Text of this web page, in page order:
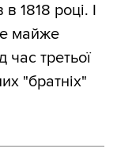
1818 році. І
майже
час третьої
"братніх"